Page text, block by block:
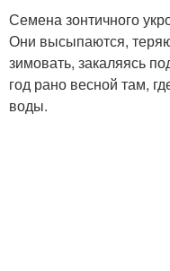
Семена зонтичного
Они высыпаются,
зимовать, закаляясь
год рано весной там,
воды.